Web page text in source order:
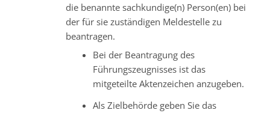
die benannte sachkundige(n) Person(en) bei
der für sie zuständigen Meldestelle zu
beantragen.
Bei der Beantragung des
Führungszeugnisses ist das
mitgeteilte Aktenzeichen anzugeben.
Als Zielbehörde geben Sie das